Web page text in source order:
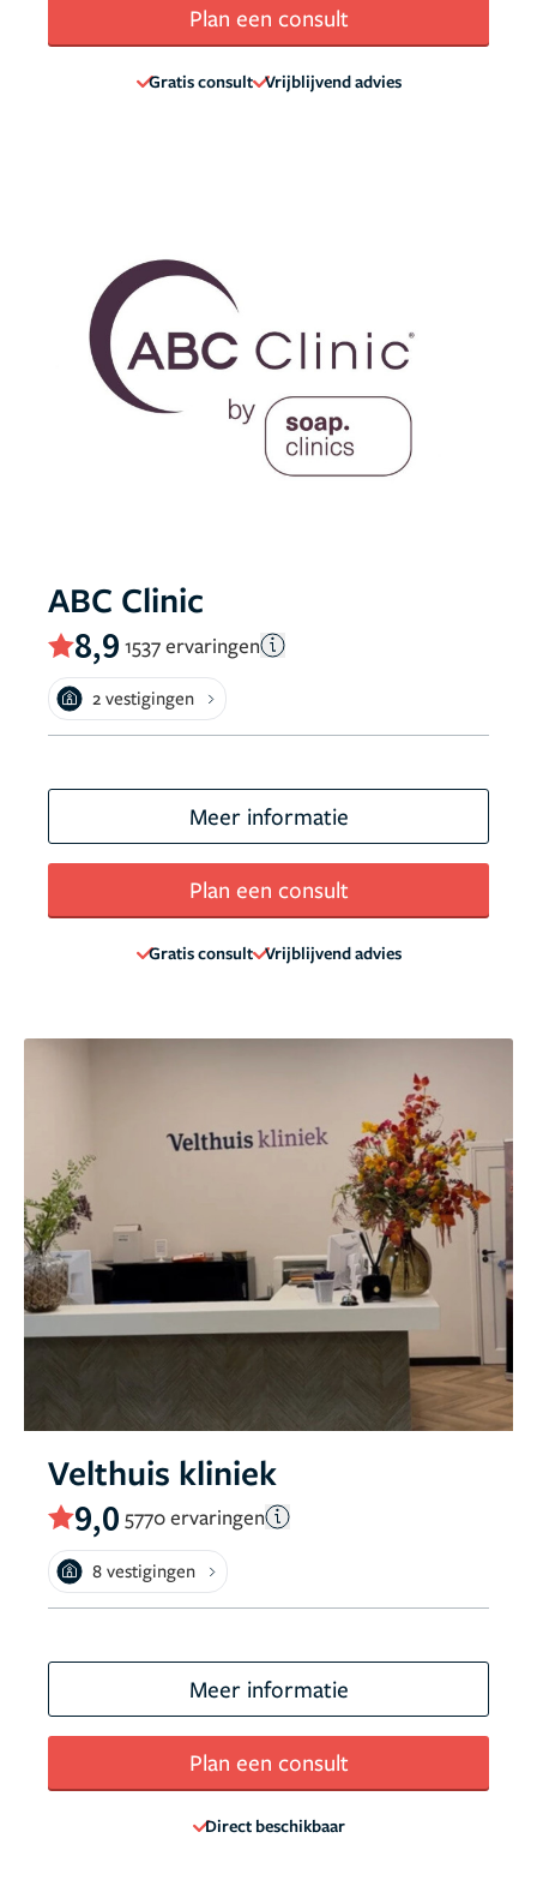
Plan een consult
Gratis consult Vrijblijvend advies
ABC Clinic
8,9 1537 ervaringen
2 vestigingen
Meer informatie
Plan een consult
Gratis consult Vrijblijvend advies
Velthuis kliniek
9,0 5770 ervaringen
8 vestigingen
Meer informatie
Plan een consult
Direct beschikbaar